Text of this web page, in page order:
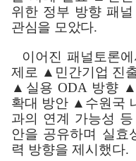
위한 정부 방향 패
관심을 모았다.
이어진 패널토론
제로 ▲ 민간기업 진
▲ 실용 ODA 방향 ▲
확대 방안 ▲ 수원국
과의 연계 가능성
안을 공유하며 실효
력 방향을 제시했다.